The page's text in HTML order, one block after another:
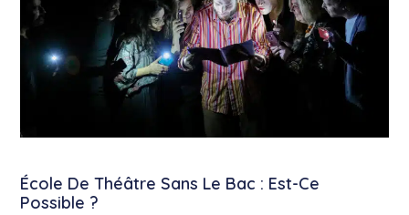
École De Théâtre Sans Le Bac : Est-Ce
Possible ?